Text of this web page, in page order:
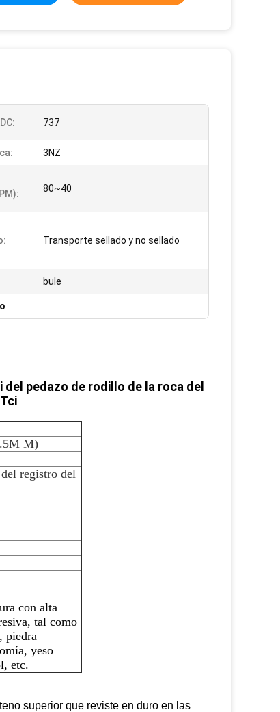
737
3NZ
80~40
Transporte sellado y no sellado
bule
pedazo de rodillo de la roca del
M)
registro del
con alta
tal como
piedra
yeso
etc.
superior que reviste en duro en las